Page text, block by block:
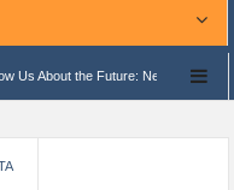
New Highs or Bear Market?